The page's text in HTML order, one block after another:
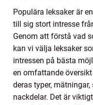
Populära leksaker är
till sig stort intresse
Genom att förstå vad
kan vi välja leksaker
intressen på bästa
en omfattande
deras typer,
nackdelar. Det är